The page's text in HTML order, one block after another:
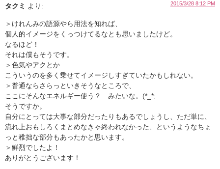
タクミ より: 2015/3/28 8:12 PM
＞けれんみの語源やら用法を知れば、
個人的イメージをくっつけてるなとも思いましたけど。
なるほど！
それは僕もそうです。
＞色気やアクとか
こういうのを多く乗せてイメージしすぎていたかもしれない。
＞普通ならさらっといきそうなところで、
ここにそんなエネルギー使う？ みたいな。(*_*;
そうですか。
自分にとっては大事な部分だったりもあるでしょうし、ただ単に、
流れ上おもしろくまとめなきゃ終われなかった、というようなちょ
っと稚拙な部分もあったかと思います。
＞鮮烈でしたよ！
ありがとうございます！